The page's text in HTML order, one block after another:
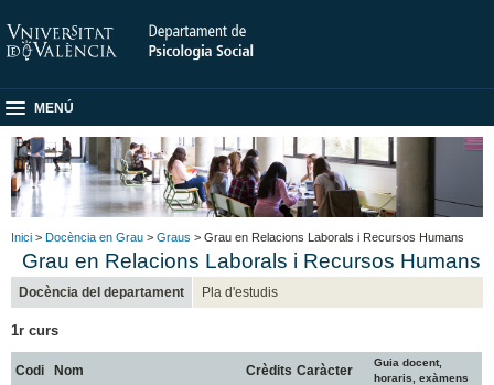
MENÚ
Inici > Docència en Grau > Graus > Grau en Relacions Laborals i Recursos Humans
Grau en Relacions Laborals i Recursos Humans
Docència del departament Pla d'estudis
1r curs
Codi Nom Crèdits Caràcter
Guia docent,
horaris, exàmens